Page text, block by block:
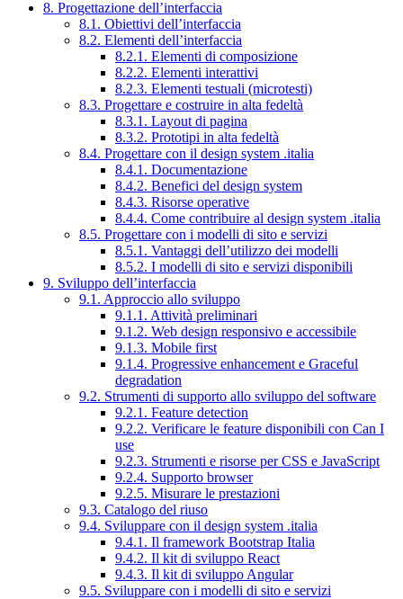
8. Progettazione dell’interfaccia
8.1. Obiettivi dell’interfaccia
8.2. Elementi dell’interfaccia
8.2.1. Elementi di composizione
8.2.2. Elementi interattivi
8.2.3. Elementi testuali (microtesti)
8.3. Progettare e costruire in alta fedeltà
8.3.1. Layout di pagina
8.3.2. Prototipi in alta fedeltà
8.4. Progettare con il design system .italia
8.4.1. Documentazione
8.4.2. Benefici del design system
8.4.3. Risorse operative
8.4.4. Come contribuire al design system .italia
8.5. Progettare con i modelli di sito e servizi
8.5.1. Vantaggi dell’utilizzo dei modelli
8.5.2. I modelli di sito e servizi disponibili
9. Sviluppo dell’interfaccia
9.1. Approccio allo sviluppo
9.1.1. Attività preliminari
9.1.2. Web design responsivo e accessibile
9.1.3. Mobile first
9.1.4. Progressive enhancement e Graceful
degradation
9.2. Strumenti di supporto allo sviluppo del software
9.2.1. Feature detection
9.2.2. Verificare le feature disponibili con Can I
use
9.2.3. Strumenti e risorse per CSS e JavaScript
9.2.4. Supporto browser
9.2.5. Misurare le prestazioni
9.3. Catalogo del riuso
9.4. Sviluppare con il design system .italia
9.4.1. Il framework Bootstrap Italia
9.4.2. Il kit di sviluppo React
9.4.3. Il kit di sviluppo Angular
9.5. Sviluppare con i modelli di sito e servizi